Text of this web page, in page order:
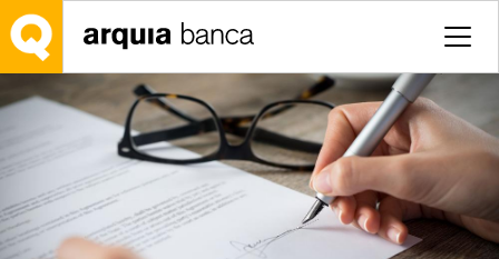
Saltar al contenido principal